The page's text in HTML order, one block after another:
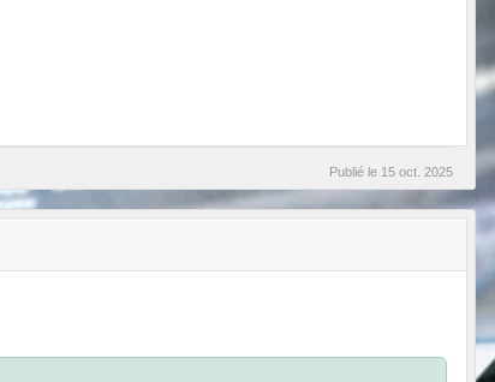
Publié le 15 oct. 2025